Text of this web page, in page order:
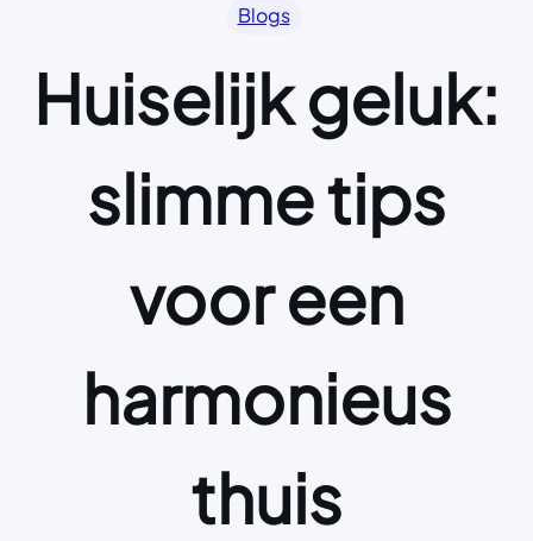
Blogs
Huiselijk geluk:
slimme tips
voor een
harmonieus
thuis